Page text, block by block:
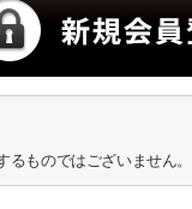
ものではございません。